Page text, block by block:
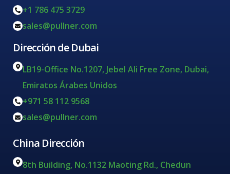
+1 786 475 3729
sales@pullner.com
Dirección de Dubai
LB19-Office No.1207, Jebel Ali Free Zone, Dubai,
Emiratos Árabes Unidos
+971 58 112 9568
sales@pullner.com
China Dirección
8th Building, No.1132 Maoting Rd., Chedun